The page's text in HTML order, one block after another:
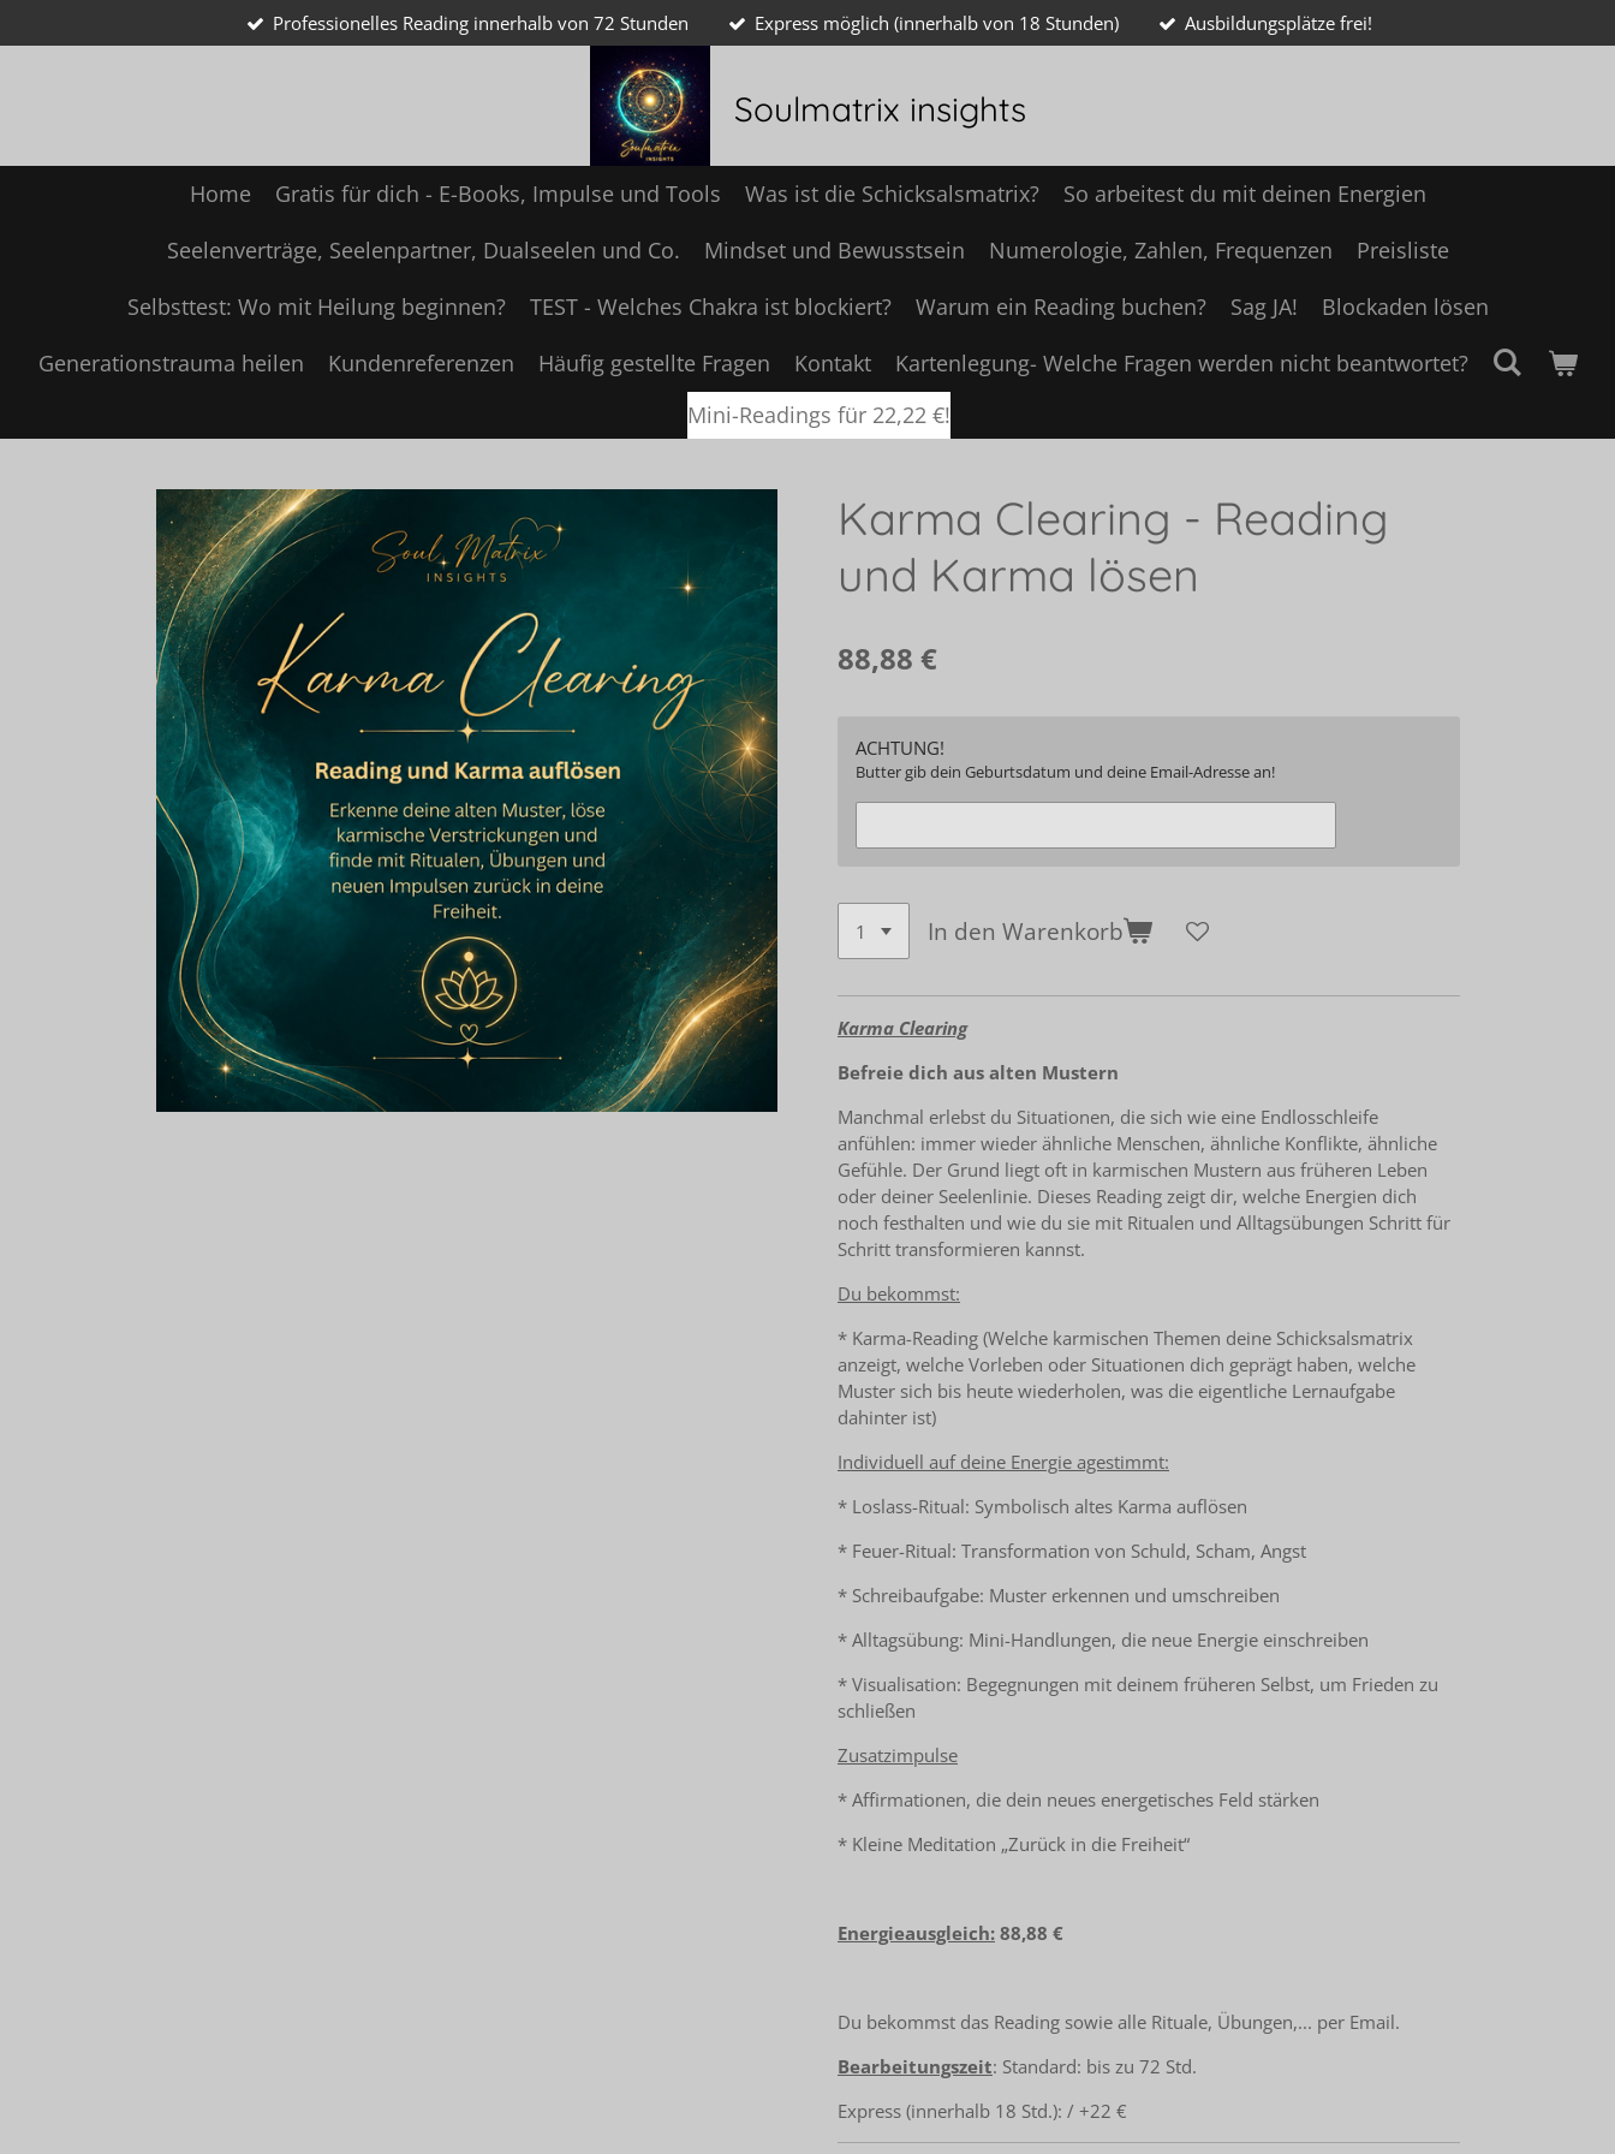
Hauptinhalt
Professionelles Reading innerhalb von 72 Stunden Express möglich (innerhalb von 18 Stunden) Ausbildungsplätze frei!
Soulmatrix insights
Home Gratis für dich - E-Books, Impulse und Tools Was ist die Schicksalsmatrix?
So arbeitest du mit deinen Energien
Seelenverträge, Seelenpartner, Dualseelen und Co.
Mindset und Bewusstsein Numerologie, Zahlen, Frequenzen
Preisliste
Selbsttest: Wo mit Heilung beginnen?
TEST - Welches Chakra ist blockiert? Warum ein Reading buchen? Sag JA!
Blockaden lösen
Generationstrauma heilen
Kundenreferenzen Häufig gestellte Fragen Kontakt
Kartenlegung- Welche Fragen werden nicht beantwortet?
Mini-Readings für 22,22 €!
Karma Clearing - Reading
und Karma lösen
88,88 €
ACHTUNG!
Butter gib dein Geburtsdatum und deine Email-Adresse an!
In den Warenkorb
Karma Clearing
Befreie dich aus alten Mustern
Manchmal erlebst du Situationen, die sich wie eine Endlosschleife
anfühlen: immer wieder ähnliche Menschen, ähnliche Konflikte, ähnliche
Gefühle. Der Grund liegt oft in karmischen Mustern aus früheren Leben
oder deiner Seelenlinie. Dieses Reading zeigt dir, welche Energien dich
noch festhalten und wie du sie mit Ritualen und Alltagsübungen Schritt für
Schritt transformieren kannst.
Du bekommst:
* Karma-Reading (Welche karmischen Themen deine Schicksalsmatrix
anzeigt, welche Vorleben oder Situationen dich geprägt haben, welche
Muster sich bis heute wiederholen, was die eigentliche Lernaufgabe
dahinter ist)
Individuell auf deine Energie agestimmt:
* Loslass-Ritual: Symbolisch altes Karma auflösen
* Feuer-Ritual: Transformation von Schuld, Scham, Angst
* Schreibaufgabe: Muster erkennen und umschreiben
* Alltagsübung: Mini-Handlungen, die neue Energie einschreiben
* Visualisation: Begegnungen mit deinem früheren Selbst, um Frieden zu
schließen
Zusatzimpulse
* Affirmationen, die dein neues energetisches Feld stärken
* Kleine Meditation „Zurück in die Freiheit“
Energieausgleich: 88,88 €
Du bekommst das Reading sowie alle Rituale, Übungen,... per Email.
Bearbeitungszeit: Standard: bis zu 72 Std.
Express (innerhalb 18 Std.): / +22 €